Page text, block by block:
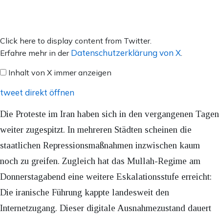
Inhalt
von
anzeigen
Click here to display content from Twitter.
Erfahre mehr in der Datenschutzerklärung von X.
Inhalt von X immer anzeigen
tweet direkt öffnen
Die Proteste im Iran haben sich in den vergangenen Tagen
weiter zugespitzt. In mehreren Städten scheinen die
staatlichen Repressionsmaßnahmen inzwischen kaum
noch zu greifen. Zugleich hat das Mullah-Regime am
Donnerstagabend eine weitere Eskalationsstufe erreicht:
Die iranische Führung kappte landesweit den
Internetzugang. Dieser digitale Ausnahmezustand dauert